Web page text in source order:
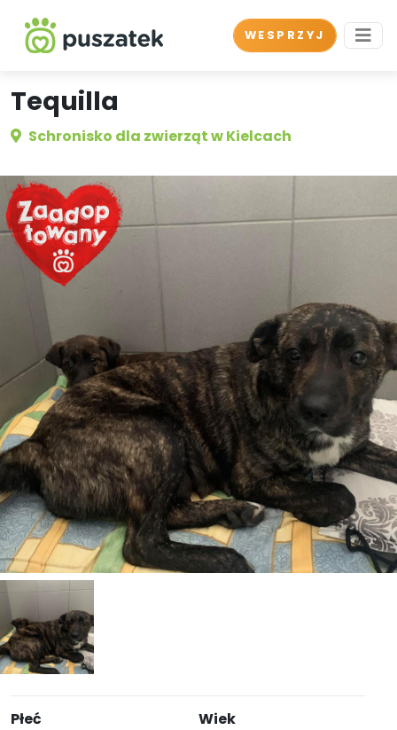
WESPRZYJ
Tequilla
Schronisko dla zwierząt w Kielcach
Płeć Wiek